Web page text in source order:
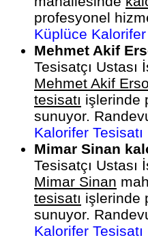
profesyonel
Küplüce Kalorifer
Mehmet Akif
Tesisatçı
Mehmet Akif
tesisatı işlerinde
sunuyor.
Kalorifer Tesisatı
Mimar Sinan
Tesisatçı
Mimar Sinan
tesisatı işlerinde
sunuyor.
Kalorifer Tesisatı